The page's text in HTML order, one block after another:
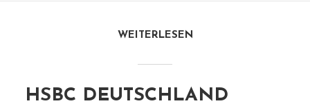
WEITERLESEN
HSBC DEUTSCHLAND